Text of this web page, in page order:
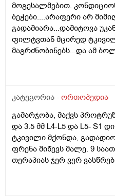
ელექტრულია. თვეების წინ
ასოცირებული და ეს
ვწევარ არ მტკივა მაგრამ
უნდა გავაკეთო და
წესით? ვარჯიშებს
რომელიც glute-ს ჭიმავს.
მოგესალმებით.
ბეჭები....არაფერი არ
გადამიარა...დამიტოვა
ფილტვთან მცირედ
მაგრძნობინებს...და ამ
ხელზეც რაღაცას
გავაკეთო...მადლობა
კატეგორია - ორთოპედია
გამარჯობა, მაქვს
და 3.5 მმ L4-L5 და L5- S1
ტკივილი მქონდა,
ფრენა მიწევს მალე. 9
თერაპიას ჯერ ვერ
გამოვიყენო რომ